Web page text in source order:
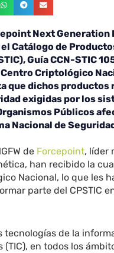
Next Generation
Catálogo de
Guía CCN-STIC
Criptológico
que dichos productos
exigidas por los
Públicos
Nacional de
de Forcepoint, líder
han recibido la
Nacional, lo que les
parte del CPSTIC
tecnologías de la
en todos los